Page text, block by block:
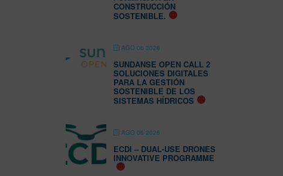
CONSTRUCCIÓN
SOSTENIBLE.
AGO 06 2026
SUNDANSE OPEN CALL 2
SOLUCIONES DIGITALES
PARA LA GESTIÓN
SOSTENIBLE DE LOS
SISTEMAS HÍDRICOS
AGO 06 2026
ECDI – DUAL-USE DRONES
INNOVATIVE PROGRAMME